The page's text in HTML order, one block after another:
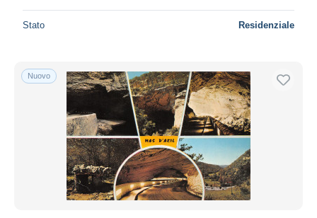
Stato Residenziale
Nuovo